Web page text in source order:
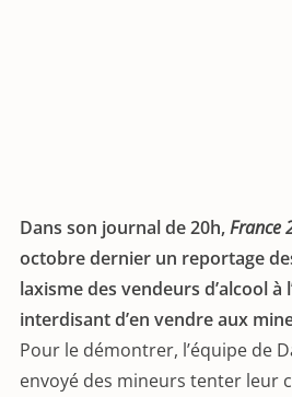
Dans son journal de 20h,France
octobre dernier un reportage
laxisme des vendeurs d’alcool à
interdisant d’en vendre aux
Pour le démontrer, l’équipe de
envoyé des mineurs tenter leur